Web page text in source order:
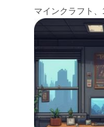
マインクラフト